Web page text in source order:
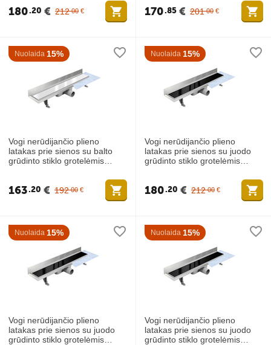
212 00 €
180 20 € 201 00 €
170 85 €
Nuolaida 15%
Vogi nerūdijančio plieno
latakas prie sienos su balto
grūdinto stiklo grotelėmis
192 00 €
163 20 €
Nuolaida 15%
Vogi nerūdijančio plieno
latakas prie sienos su juodo
grūdinto stiklo grotelėmis
212 00 €
180 20 €
Nuolaida 15%
Vogi nerūdijančio plieno
latakas prie sienos su juodo
grūdinto stiklo grotelėmis
Nuolaida 15%
Vogi nerūdijančio plieno
latakas prie sienos su juodo
grūdinto stiklo grotelėmis